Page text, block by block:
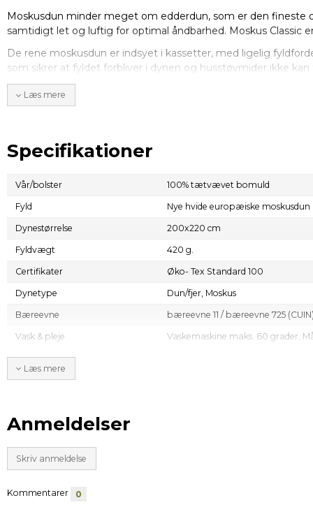
Moskusdun minder meget om edderdun, som er den
samtidigt let og luftig for optimal åndbarhed. Moskus
De rene moskusdun er indsyet i kassetter, med ligelig
som sikrer at fyldet forbliver i dynen og husstøvmider ikke
Læs mere
Specifikationer
Vår/bolster 100% tætvævet bomuld
Fyld Nye hvide europæiske moskusdun
Dynestørrelse 200x220 cm
Fyldvægt 420 g.
Certifikater Øko- Tex Standard 100
Dynetype Dun/fjer, Moskus
Bæreevne bæreevne 11 / bæreevne 725 (CUIN)
Vask & pleje Vaskemaskine maks. 60 grader,
Leveringstid
Årstid
Læs mere
Anmeldelser
Skriv anmeldelse
Kommentarer
0